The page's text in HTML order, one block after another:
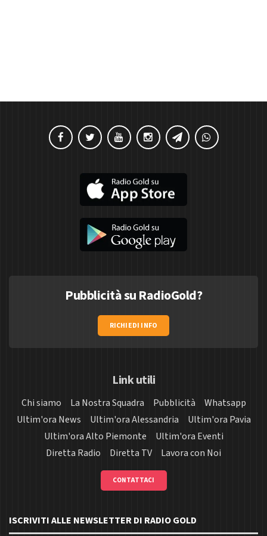
Pubblicità su RadioGold?
RICHIEDI INFO
Link utili
Chi siamo La Nostra Squadra Pubblicità
Whatsapp
Ultim'ora News
Ultim'ora Alessandria
Ultim'ora Pavia
Ultim'ora Alto Piemonte
Ultim'ora Eventi
Diretta Radio
Diretta TV Lavora con Noi
CONTATTACI
ISCRIVITI ALLE NEWSLETTER DI RADIO GOLD